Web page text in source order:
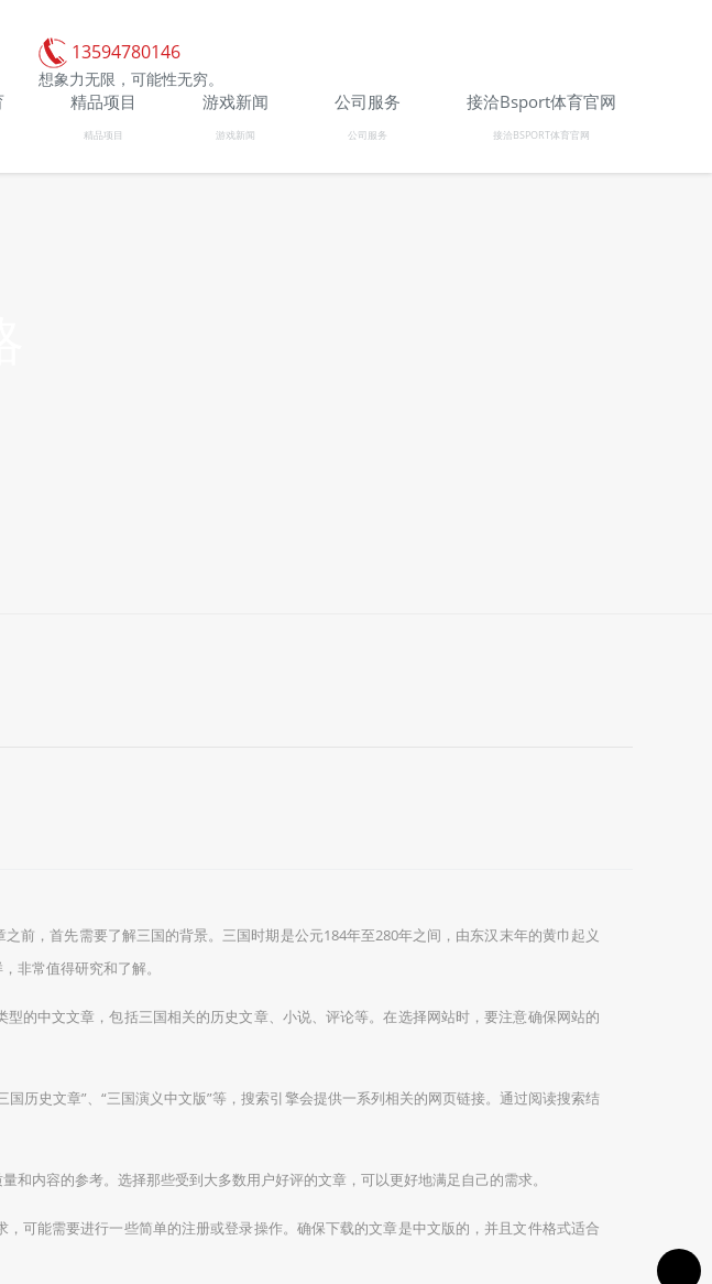
13594780146
想象力无限，可能性无穷。
精品项目
精品项目
游戏新闻
游戏新闻
公司服务
公司服务
接洽Bsport体育官网
接洽BSPORT体育官网
前，首先需要了解三国的背景。三国时期是公元184年至280年之间，由东汉末年的黄巾起义
非常值得研究和了解。
的中文文章，包括三国相关的历史文章、小说、评论等。在选择网站时，要注意确保网站的
历史文章”、“三国演义中文版”等，搜索引擎会提供一系列相关的网页链接。通过阅读搜索结
内容的参考。选择那些受到大多数用户好评的文章，可以更好地满足自己的需求。
可能需要进行一些简单的注册或登录操作。确保下载的文章是中文版的，并且文件格式适合